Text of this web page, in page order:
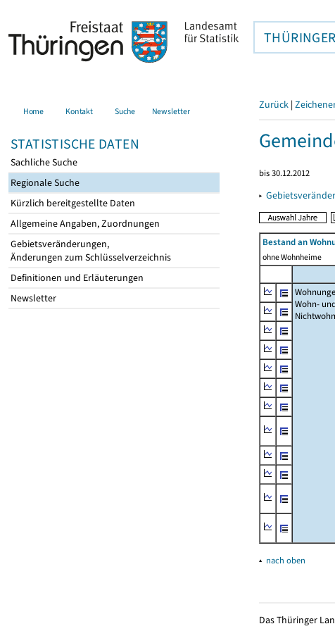
Home Kontakt Suche Newsletter
STATISTISCHE DATEN
Sachliche Suche
Regionale Suche
Kürzlich bereitgestellte Daten
Allgemeine Angaben, Zuordnungen
Gebietsveränderungen,
Änderungen zum Schlüsselverzeichnis
Definitionen und Erläuterungen
Newsletter
Zurück |
bis 30.12.2012
▸
Bestand an
ohne Wohnheime
Wohn-
▴ nach oben
Das Thüringer